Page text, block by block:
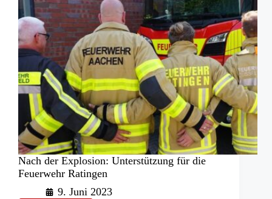
Nach der Explosion: Unterstützung für die
Feuerwehr Ratingen
9. Juni 2023